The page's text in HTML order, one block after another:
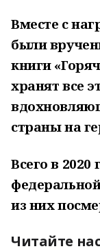
Вместе с
были
книги
хранят все
страны на
Всего в 2020
из них
Читайте